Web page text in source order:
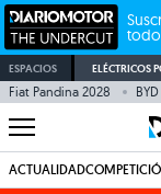
ESPACIOS ELÉCTRICOS
Fiat Pandina 2028 BYD
ACTUALIDAD